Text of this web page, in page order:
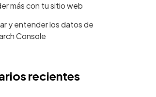
más con tu sitio web
y entender los datos de
Console
recientes